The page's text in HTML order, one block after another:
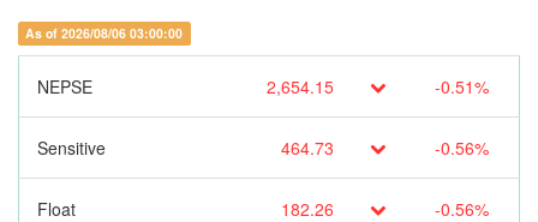
As of 2026/08/06 03:00:00
NEPSE 2,654.15 -0.51%
Sensitive 464.73 -0.56%
Float 182.26 -0.56%